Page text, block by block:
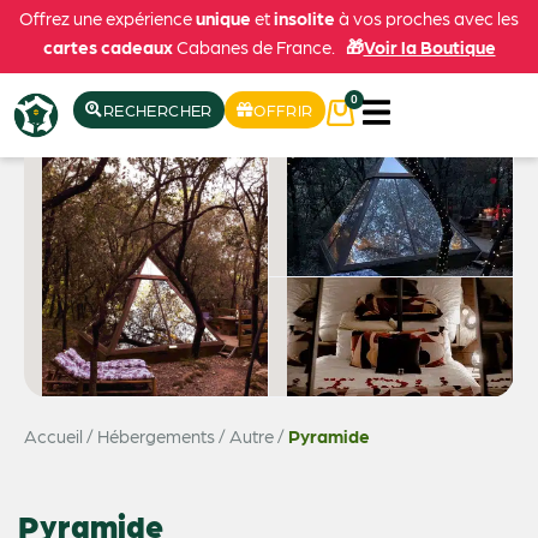
Offrez une expérienceunique etinsolite à vos proches avec les
cartes cadeauxCabanes de France. 🎁Voir la Boutique
RECHERCHER OFFRIR
0
Accueil / Hébergements/Autre/ Pyramide
Pyramide